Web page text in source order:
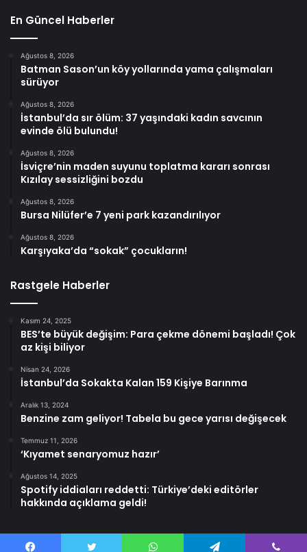
En Güncel Haberler
Ağustos 8, 2026
Batman Sason’un köy yollarında yama çalışmaları
sürüyor
Ağustos 8, 2026
İstanbul’da sır ölüm: 37 yaşındaki kadın savcının
evinde ölü bulundu!
Ağustos 8, 2026
İsviçre’nin maden suyunu toplatma kararı sonrası
Kızılay sessizliğini bozdu
Ağustos 8, 2026
Bursa Nilüfer’e 7 yeni park kazandırılıyor
Ağustos 8, 2026
Karşıyaka’da “sokak” çocukların!
Rastgele Haberler
Kasım 24, 2025
BES’te büyük değişim: Para çekme dönemi başladı! Çok
az kişi biliyor
Nisan 24, 2026
İstanbul’da Sokakta Kalan 159 Kişiye Barınma
Aralık 13, 2024
Benzine zam geliyor! Tabela bu gece yarısı değişecek
Temmuz 11, 2026
‘Kıyamet senaryomuz hazır’
Ağustos 14, 2025
Spotify iddiaları reddetti: Türkiye’deki editörler
hakkında açıklama geldi!